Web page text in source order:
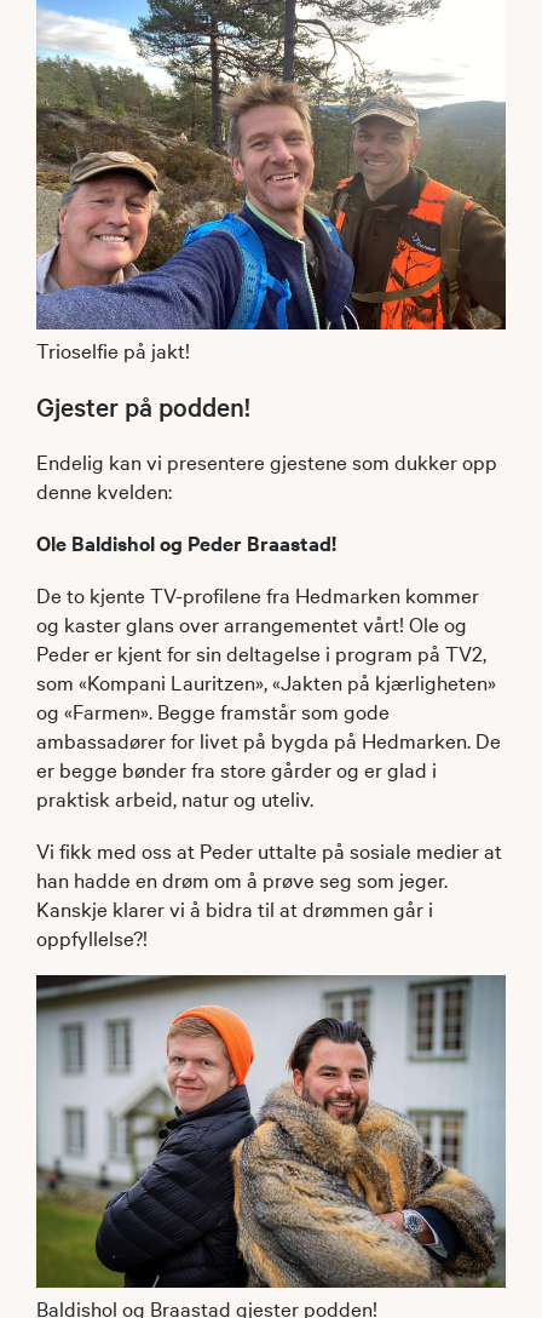
Trioselfie på jakt!
Gjester på podden!
Endelig kan vi presentere gjestene som dukker opp
denne kvelden:
Ole Baldishol og Peder Braastad!
De to kjente TV-profilene fra Hedmarken kommer
og kaster glans over arrangementet vårt! Ole og
Peder er kjent for sin deltagelse i program på TV2,
som «Kompani Lauritzen», «Jakten på kjærligheten»
og «Farmen». Begge framstår som gode
ambassadører for livet på bygda på Hedmarken. De
er begge bønder fra store gårder og er glad i
praktisk arbeid, natur og uteliv.
Vi fikk med oss at Peder uttalte på sosiale medier at
han hadde en drøm om å prøve seg som jeger.
Kanskje klarer vi å bidra til at drømmen går i
oppfyllelse?!
Baldishol og Braastad gjester podden!